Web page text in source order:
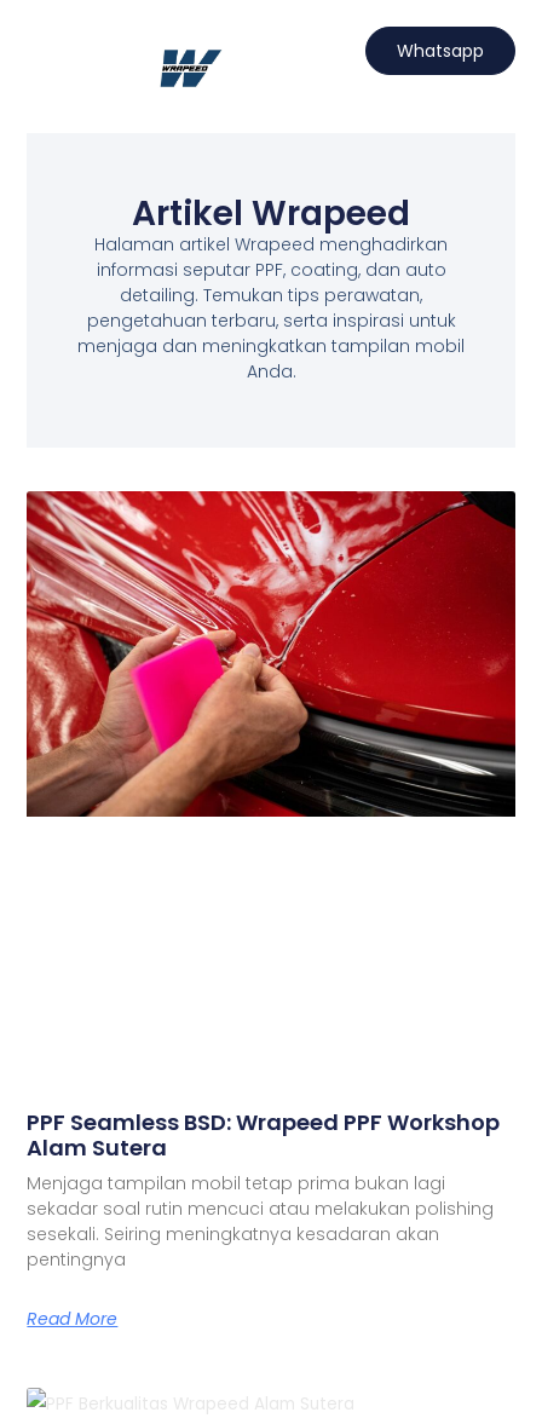
Whatsapp
Artikel Wrapeed
Halaman artikel Wrapeed menghadirkan
informasi seputar PPF, coating, dan auto
detailing. Temukan tips perawatan,
pengetahuan terbaru, serta inspirasi untuk
menjaga dan meningkatkan tampilan mobil
Anda.
PPF Seamless BSD: Wrapeed PPF Workshop
Alam Sutera
Menjaga tampilan mobil tetap prima bukan lagi
sekadar soal rutin mencuci atau melakukan polishing
sesekali. Seiring meningkatnya kesadaran akan
pentingnya
Read More